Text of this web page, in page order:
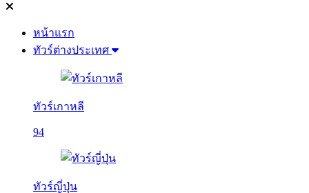
หน้าแรก
ทัวร์ต่างประเทศ
ทัวร์เกาหลี
94
ทัวร์ญี่ปุ่น